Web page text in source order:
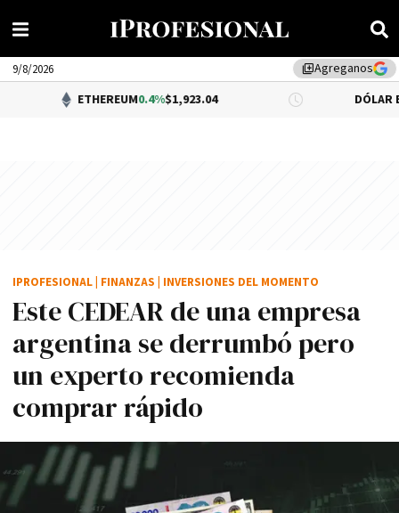
library_addAgreganos
9/8/2026
ETHEREUM0.4%$1,923.04 DÓLAR BNA
Este CEDEAR de una empresa
argentina se derrumbó pero
un experto recomienda
comprar rápido
IPROFESIONAL FINANZAS INVERSIONES DEL MOMENTO